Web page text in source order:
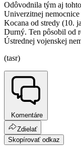
Odôvodnila tým aj
Univerzitnej
Kocana od stredy (10.
Durný. Ten pôsobil od
Ústrednej vojenskej
(tasr)
Komentáre
Zdielať
Skopírovať odkaz